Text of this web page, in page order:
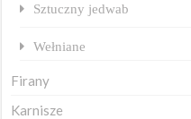
Sztuczny jedwab
Wełniane
Firany
Karnisze